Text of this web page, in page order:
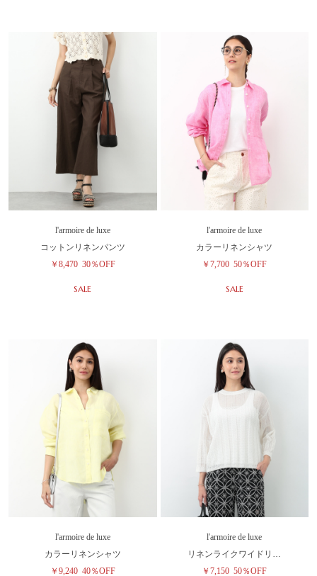
l'armoire de luxe
コットンリネンパンツ
￥8,470 30％OFF
SALE
l'armoire de luxe
カラーリネンシャツ
￥7,700 50％OFF
SALE
l'armoire de luxe
カラーリネンシャツ
￥9,240 40％OFF
l'armoire de luxe
リネンライクワイドリ…
￥7,150 50％OFF